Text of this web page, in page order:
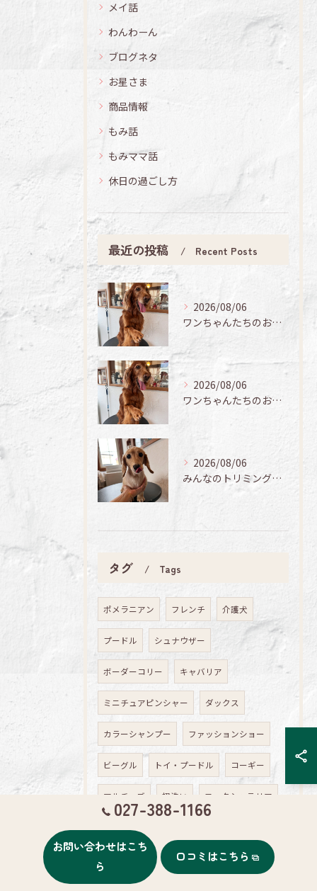
メイ話
わんわーん
ブログネタ
お星さま
商品情報
もみ話
もみママ話
休日の過ごし方
最近の投稿 Recent Posts
2026/08/06
ワンちゃんたちのお手入れ日記🐶✨
2026/08/06
ワンちゃんたちのお手入れ日記🐶✨
2026/08/06
みんなのトリミング日記🌟
タグ Tags
ポメラニアン フレンチ 介護犬
プードル シュナウザー
ボーダーコリー キャバリア
ミニチュアピンシャー ダックス
カラーシャンプー ファッションショー
ビーグル トイ・プードル コーギー
マルチーズ 初洗い ヨークシャテリア
フレンチブルドック
027-388-1166
お問い合わせはこち
ら
口コミはこちら